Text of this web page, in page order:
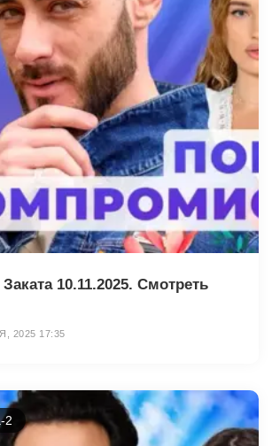
10.11.2025. Смотреть
2025 17:35
2